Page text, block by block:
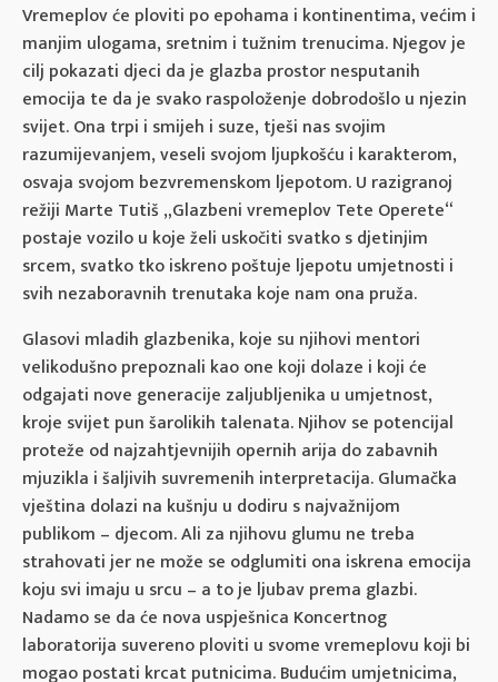
Vremeplov će ploviti po epohama i kontinentima, većim i
manjim ulogama, sretnim i tužnim trenucima. Njegov je
cilj pokazati djeci da je glazba prostor nesputanih
emocija te da je svako raspoloženje dobrodošlo u njezin
svijet. Ona trpi i smijeh i suze, tješi nas svojim
razumijevanjem, veseli svojom ljupkošću i karakterom,
osvaja svojom bezvremenskom ljepotom. U razigranoj
režiji Marte Tutiš „Glazbeni vremeplov Tete Operete“
postaje vozilo u koje želi uskočiti svatko s djetinjim
srcem, svatko tko iskreno poštuje ljepotu umjetnosti i
svih nezaboravnih trenutaka koje nam ona pruža.
Glasovi mladih glazbenika, koje su njihovi mentori
velikodušno prepoznali kao one koji dolaze i koji će
odgajati nove generacije zaljubljenika u umjetnost,
kroje svijet pun šarolikih talenata. Njihov se potencijal
proteže od najzahtjevnijih opernih arija do zabavnih
mjuzikla i šaljivih suvremenih interpretacija. Glumačka
vještina dolazi na kušnju u dodiru s najvažnijom
publikom – djecom. Ali za njihovu glumu ne treba
strahovati jer ne može se odglumiti ona iskrena emocija
koju svi imaju u srcu – a to je ljubav prema glazbi.
Nadamo se da će nova uspješnica Koncertnog
laboratorija suvereno ploviti u svome vremeplovu koji bi
mogao postati krcat putnicima. Budućim umjetnicima,